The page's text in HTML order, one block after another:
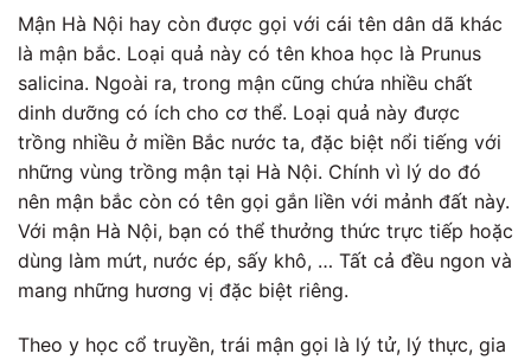
Mận Hà Nội hay còn được gọi với cái tên dân dã khác
là mận bắc. Loại quả này có tên khoa học là Prunus
salicina. Ngoài ra, trong mận cũng chứa nhiều chất
dinh dưỡng có ích cho cơ thể. Loại quả này được
trồng nhiều ở miền Bắc nước ta, đặc biệt nổi tiếng với
những vùng trồng mận tại Hà Nội. Chính vì lý do đó
nên mận bắc còn có tên gọi gắn liền với mảnh đất này.
Với mận Hà Nội, bạn có thể thưởng thức trực tiếp hoặc
dùng làm mứt, nước ép, sấy khô, … Tất cả đều ngon và
mang những hương vị đặc biệt riêng.
Theo y học cổ truyền, trái mận gọi là lý tử, lý thực, gia